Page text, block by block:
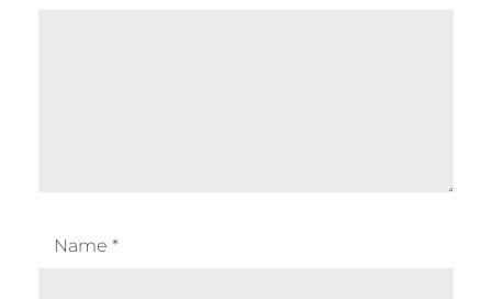
Name *